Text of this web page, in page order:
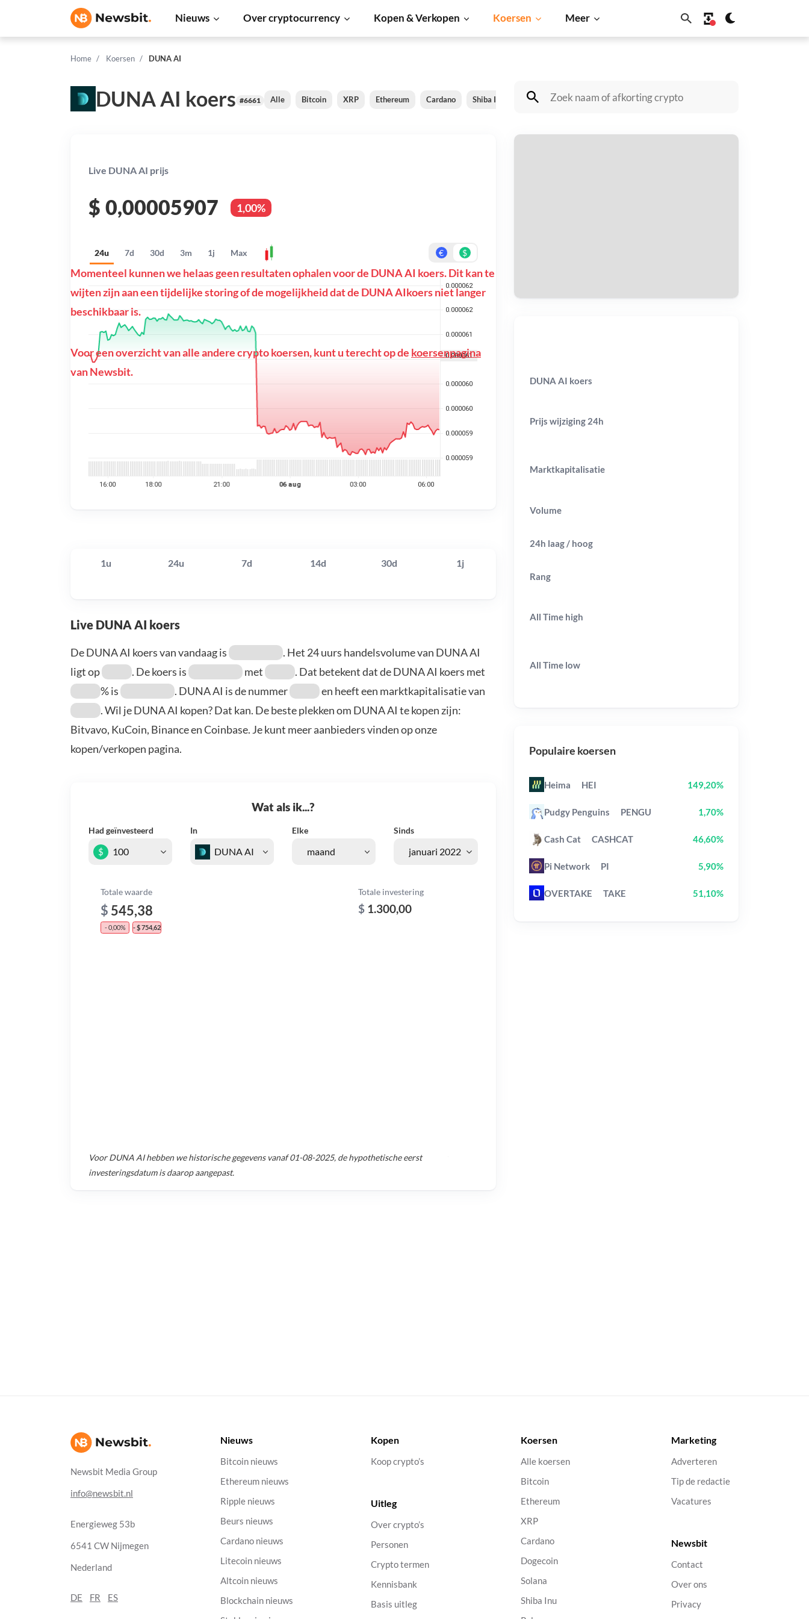
Nieuws Over cryptocurrency Kopen & Verkopen Koersen Meer
Home Koersen DUNA AI
DUNA AI koers #6661 Alle Bitcoin XRP Ethereum Cardano Shiba Inu Dogecoin Solana BNB
Live DUNA AI prijs
$ 0,00005907 1,00%
24u 7d 30d 3m 1j Max € $
Momenteel kunnen we helaas geen resultaten ophalen voor de DUNA AI koers. Dit kan te
wijten zijn aan een tijdelijke storing of de mogelijkheid dat de DUNA AIkoers niet langer
beschikbaar is.
Voor een overzicht van alle andere crypto koersen, kunt u terecht op de koersenpagina
van Newsbit.
1u 24u 7d 14d 30d 1j
Live DUNA AI koers
De DUNA AI koers van vandaag is
. Het 24 uurs handelsvolume van DUNA AI
ligt op
. De koers is met
. Dat betekent dat de DUNA AI koers met
% is
. DUNA AI is de nummer
en heeft een marktkapitalisatie van
. Wil je DUNA AI kopen? Dat kan. De beste plekken om DUNA AI te kopen zijn:
Bitvavo, KuCoin, Binance en Coinbase. Je kunt meer aanbieders vinden op onze
kopen/verkopen pagina.
Wat als ik...?
Had geïnvesteerd In Elke Sinds
$
Totale waarde
$ 545,38
- 0,00% - $ 754,62
Totale investering
$ 1.300,00
VoorDUNA AIhebben we historische gegevens vanaf01-08-2025, de hypothetische eerst
investeringsdatum is daarop aangepast.
DUNA AI koers
Prijs wijziging 24h
Marktkapitalisatie
Volume
24h laag / hoog
Rang
All Time high
All Time low
Populaire koersen
Heima HEI 149,20%
Pudgy Penguins PENGU 1,70%
Cash Cat CASHCAT 46,60%
Pi Network PI 5,90%
OVERTAKE TAKE 51,10%
Newsbit Media Group
info@newsbit.nl
Energieweg 53b
6541 CW Nijmegen
Nederland
DE FR ES
Nieuws
Bitcoin nieuws
Ethereum nieuws
Ripple nieuws
Beurs nieuws
Cardano nieuws
Litecoin nieuws
Altcoin nieuws
Blockchain nieuws
Kopen
Koop crypto’s
Uitleg
Over crypto’s
Personen
Crypto termen
Kennisbank
Basis uitleg
Koersen
Alle koersen
Bitcoin
Ethereum
XRP
Cardano
Dogecoin
Solana
Shiba Inu
Marketing
Adverteren
Tip de redactie
Vacatures
Newsbit
Contact
Over ons
Privacy